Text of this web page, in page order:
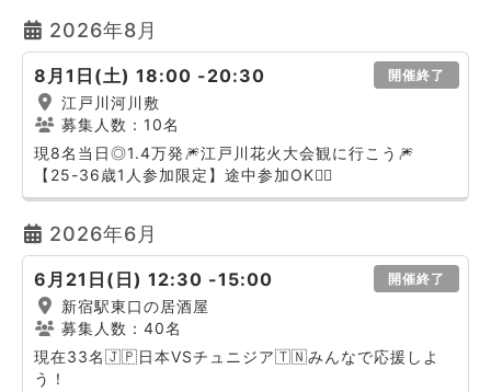
2026年8月
8月1日(土) 18:00 -20:30 開催終了
江戸川河川敷
募集人数：10名
現8名当日◎1.4万発🎆江戸川花火大会観に行こう🎆
【25-36歳1人参加限定】途中参加OK🙆‍♀️
2026年6月
6月21日(日) 12:30 -15:00 開催終了
新宿駅東口の居酒屋
募集人数：40名
現在33名🇯🇵日本VSチュニジア🇹🇳みんなで応援しよ
う！